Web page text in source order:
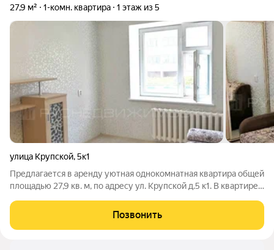
27,9 м² 1-комн. квартира 1 этаж из 5
улица Крупской,5к1
Предлагается в аренду уютная однокомнатная квартира общей
площадью 27,9 кв. м, по адресу ул. Крупской д.5 к1. В квартире
совместный. Дом находится в хорошем месте с отличной
транспортной
Позвонить